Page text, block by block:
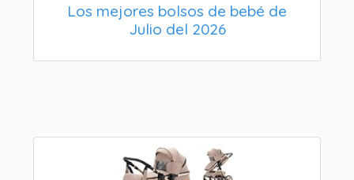
Los mejores bolsos de bebé de
Julio del 2026